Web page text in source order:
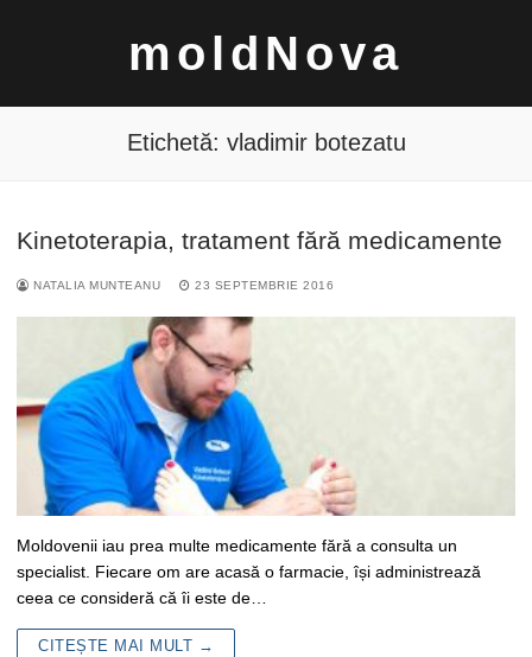
moldNova
după:
Etichetă: vladimir botezatu
Kinetoterapia, tratament fără medicamente
NATALIA MUNTEANU 23 SEPTEMBRIE 2016
Moldovenii iau prea multe medicamente fără a consulta un
specialist. Fiecare om are acasă o farmacie, își administrează
ceea ce consideră că îi este de…
CITEȘTE MAI MULT →